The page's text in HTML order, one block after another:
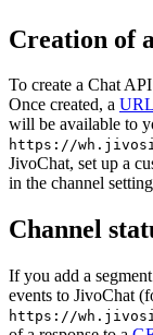
Creation of
To create a Chat
Once created, a URL
will be available to
https://
JivoChat, set up a
in the channel
Channel
If you add a segment
events to JivoChat
https://